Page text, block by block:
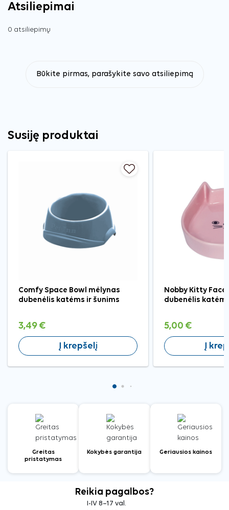
Atsiliepimai
0 atsiliepimų
Būkite pirmas, parašykite savo atsiliepimą
Susiję produktai
Comfy Space Bowl mėlynas
dubenėlis katėms ir šunims
3,49 €
Į krepšelį
Nobby Kitty Face
dubenėlis
5,00 €
Į
Greitas
pristatymas
Kokybės garantija Geriausios kainos
Reikia pagalbos?
I-IV 8–17 val.